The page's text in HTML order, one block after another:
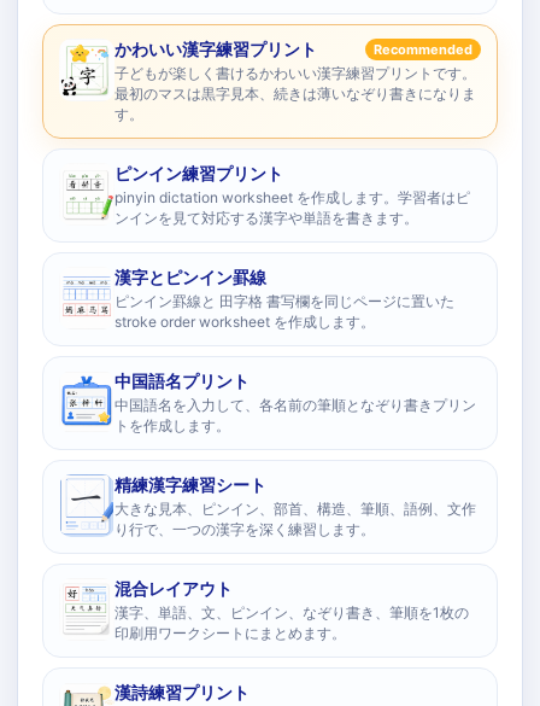
かわいい漢字練習プリント Recommended
子どもが楽しく書けるかわいい漢字練習プリントです。
最初のマスは黒字見本、続きは薄いなぞり書きになりま
す。
ピンイン練習プリント
pinyin dictation worksheet を作成します。学習者はピ
ンインを見て対応する漢字や単語を書きます。
漢字とピンイン罫線
ピンイン罫線と 田字格 書写欄を同じページに置いた
stroke order worksheet を作成します。
中国語名プリント
中国語名を入力して、各名前の筆順となぞり書きプリン
トを作成します。
精練漢字練習シート
大きな見本、ピンイン、部首、構造、筆順、語例、文作
り行で、一つの漢字を深く練習します。
混合レイアウト
漢字、単語、文、ピンイン、なぞり書き、筆順を1枚の
印刷用ワークシートにまとめます。
漢詩練習プリント